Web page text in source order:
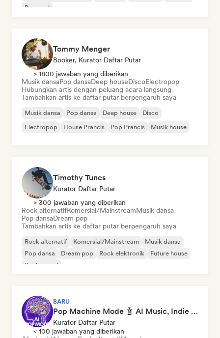
Pop soul
Tommy Menger
Booker, Kurator Daftar Putar
> 1800 jawaban yang diberikan
Musik dansaPop dansaDeep houseDiscoElectropop
Hubungkan artis dengan peluang acara langsung
Tambahkan artis ke daftar putar berpengaruh saya
Musik dansa Pop dansa Deep house
Disco
Electropop
House Prancis Pop Prancis Musik house
Timothy Tunes
Kurator Daftar Putar
> 300 jawaban yang diberikan
Rock alternatifKomersial/MainstreamMusik dansa
Pop dansaDream pop
Tambahkan artis ke daftar putar berpengaruh saya
Rock alternatif Komersial/Mainstream
Musik dansa
Pop dansa
Dream pop Rock elektronik
Future house
Rock garasi
BARU
Pop Machine Mode 🤖 AI Music, Indie Pop & Dream Pop
Kurator Daftar Putar
< 100 jawaban yang diberikan